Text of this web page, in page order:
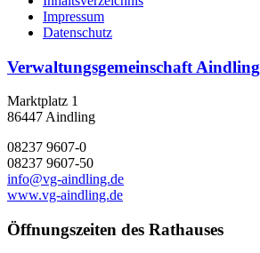
Impressum
Datenschutz
Verwaltungsgemeinschaft Aindling
Marktplatz 1
86447 Aindling
08237 9607-0
08237 9607-50
info@vg-aindling.de
www.vg-aindling.de
Öffnungszeiten des Rathauses